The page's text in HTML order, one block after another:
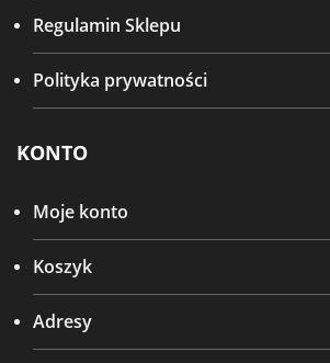
Regulamin Sklepu
Polityka prywatności
KONTO
Moje konto
Koszyk
Adresy